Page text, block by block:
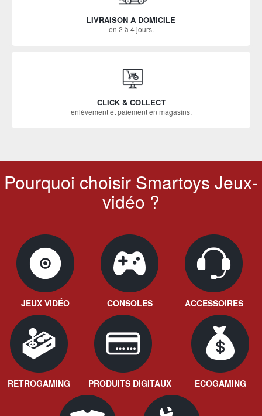
LIVRAISON À DOMICILE
en 2 à 4 jours.
CLICK & COLLECT
enlèvement et paiement en magasins.
Pourquoi choisir Smartoys Jeux-
vidéo ?
JEUX VIDÉO CONSOLES ACCESSOIRES
RETROGAMING PRODUITS DIGITAUX ECOGAMING